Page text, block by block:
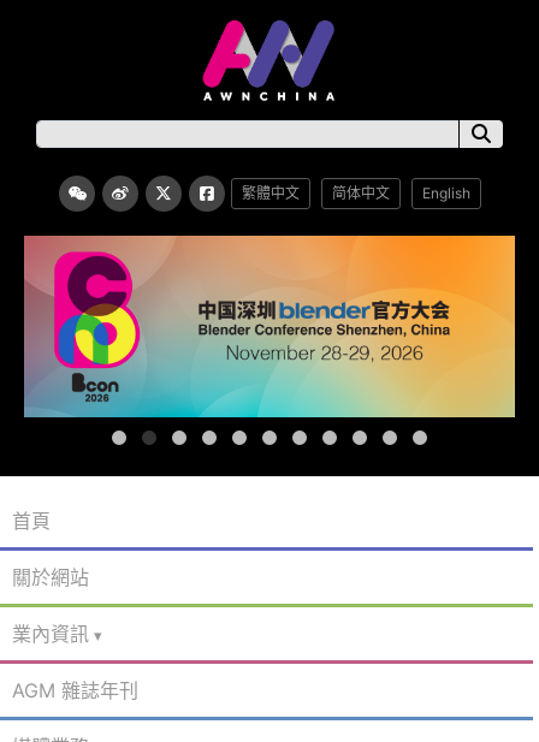
繁體中文 简体中文 English
首頁
關於網站
業內資訊
AGM 雜誌年刊